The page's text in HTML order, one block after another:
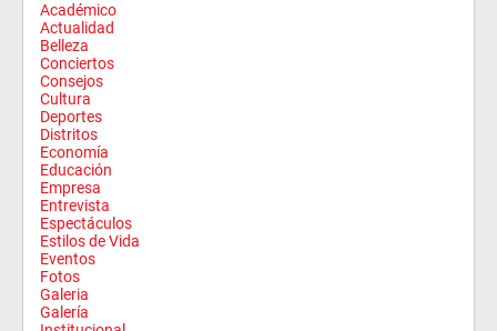
Académico
Actualidad
Belleza
Conciertos
Consejos
Cultura
Deportes
Distritos
Economía
Educación
Empresa
Entrevista
Espectáculos
Estilos de Vida
Eventos
Fotos
Galeria
Galería